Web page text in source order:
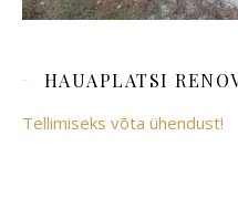
HAUAPLATSI
Tellimiseks võta ühendust!